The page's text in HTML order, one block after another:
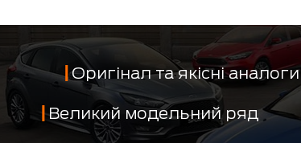
Оригінал та якісні аналоги
Великий модельний ряд